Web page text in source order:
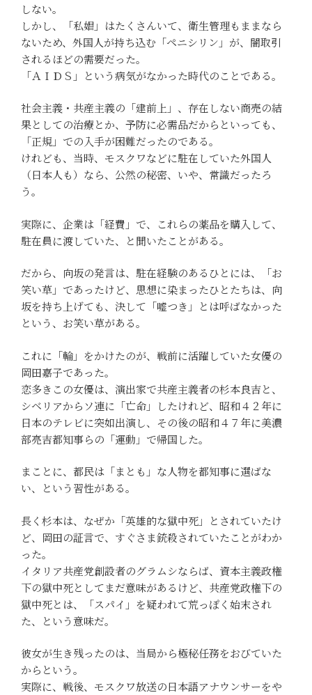
しない。
しかし、「私娼」はたくさんいて、衛生管理もままなら
ないため、外国人が持ち込む「ペニシリン」が、闇取引
されるほどの需要だった。
「ＡＩＤＳ」という病気がなかった時代のことである。
社会主義・共産主義の「建前上」、存在しない商売の結
果としての治療とか、予防に必需品だからといっても、
「正規」での入手が困難だったのである。
けれども、当時、モスクワなどに駐在していた外国人
（日本人も）なら、公然の秘密、いや、常識だったろ
う。
実際に、企業は「経費」で、これらの薬品を購入して、
駐在員に渡していた、と聞いたことがある。
だから、向坂の発言は、駐在経験のあるひとには、「お
笑い草」であったけど、思想に染まったひとたちは、向
坂を持ち上げても、決して「嘘つき」とは呼ばなかった
という、お笑い草がある。
これに「輪」をかけたのが、戦前に活躍していた女優の
岡田嘉子であった。
恋多きこの女優は、演出家で共産主義者の杉本良吉と、
シベリアからソ連に「亡命」したけれど、昭和４２年に
日本のテレビに突如出演し、その後の昭和４７年に美濃
部亮吉都知事らの「運動」で帰国した。
まことに、都民は「まとも」な人物を都知事に選ばな
い、という習性がある。
長く杉本は、なぜか「英雄的な獄中死」とされていたけ
ど、岡田の証言で、すぐさま銃殺されていたことがわか
った。
イタリア共産党創設者のグラムシならば、資本主義政権
下の獄中死としてまだ意味があるけど、共産党政権下の
獄中死とは、「スパイ」を疑われて荒っぽく始末され
た、という意味だ。
彼女が生き残ったのは、当局から極秘任務をおびていた
からという。
実際に、戦後、モスクワ放送の日本語アナウンサーをや